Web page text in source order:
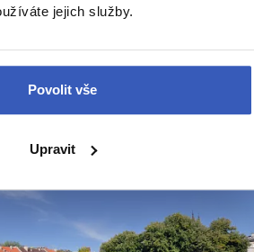
jejich služby.
Povolit vše
Upravit